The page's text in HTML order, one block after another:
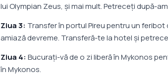
lui Olympian Zeus, și mai mult. Petreceţi după-
Ziua 3: Transfer în portul Pireu pentru un
amiază devreme. Transferă-te la hotel şi
Ziua 4: Bucurați-vă de o zi liberă în Mykonos
în Mykonos.